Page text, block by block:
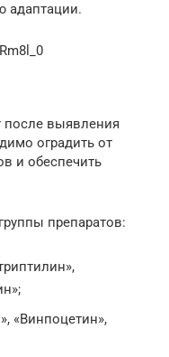
адаптации.
после выявления
оградить от
и обеспечить
препаратов:
«Винпоцетин»,